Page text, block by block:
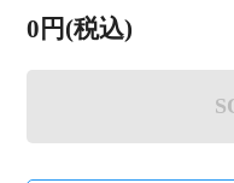
0円(税込)